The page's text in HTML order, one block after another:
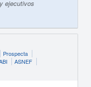
ejecutivos
Prospecta
ASNEF